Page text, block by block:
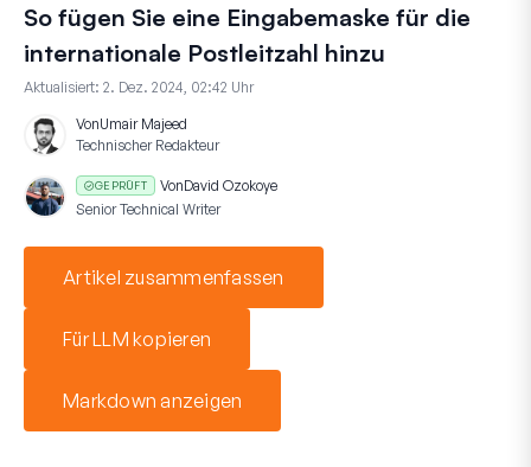
So fügen Sie eine Eingabemaske für die
internationale Postleitzahl hinzu
Aktualisiert: 2. Dez. 2024, 02:42 Uhr
VonUmair Majeed
Technischer Redakteur
GEPRÜFT VonDavid Ozokoye
Senior Technical Writer
Artikel zusammenfassen
Für LLM kopieren
Markdown anzeigen